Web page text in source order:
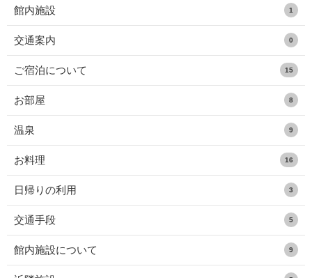
館内施設 1
交通案内 0
ご宿泊について 15
お部屋 8
温泉 9
お料理 16
日帰りの利用 3
交通手段 5
館内施設について 9